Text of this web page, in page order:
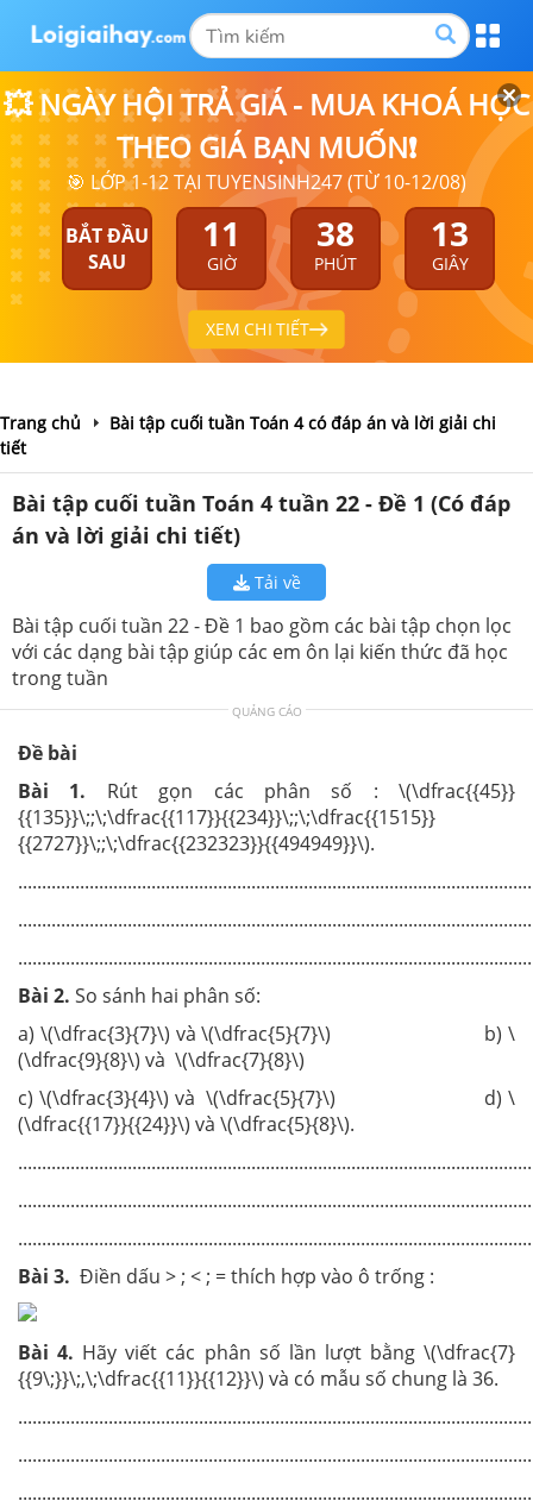
💥 NGÀY HỘI TRẢ GIÁ - MUA KHOÁ HỌC
THEO GIÁ BẠN MUỐN❗
🎯 LỚP 1-12 TẠI TUYENSINH247 (TỪ 10-12/08)
BẮT ĐẦU
SAU
11
GIỜ
38
PHÚT
13
GIÂY
XEM CHI TIẾT
Trang chủ
Bài tập cuối tuần Toán 4 có đáp án và lời giải chi
tiết
Bài tập cuối tuần Toán 4 tuần 22 - Đề 1 (Có đáp
án và lời giải chi tiết)
Tải về
Bài tập cuối tuần 22 - Đề 1 bao gồm các bài tập chọn lọc
với các dạng bài tập giúp các em ôn lại kiến thức đã học
trong tuần
QUẢNG CÁO
Đề bài
Bài 1. Rút gọn các phân số : \(\dfrac{{45}}
{{135}}\;;\;\dfrac{{117}}{{234}}\;;\;\dfrac{{1515}}
{{2727}}\;;\;\dfrac{{232323}}{{494949}}\).
Bài 2. So sánh hai phân số:
a) \(\dfrac{3}{7}\) và \(\dfrac{5}{7}\) b) \
(\dfrac{9}{8}\) và \(\dfrac{7}{8}\)
c) \(\dfrac{3}{4}\) và \(\dfrac{5}{7}\) d) \
(\dfrac{{17}}{{24}}\) và \(\dfrac{5}{8}\).
Bài 3. Điền dấu > ; < ; = thích hợp vào ô trống :
Bài 4. Hãy viết các phân số lần lượt bằng \(\dfrac{7}
{{9\;}}\;,\;\dfrac{{11}}{{12}}\) và có mẫu số chung là 36.